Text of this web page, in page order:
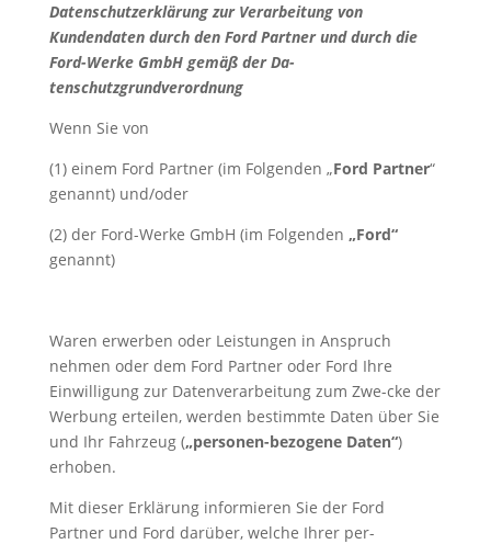
Datenschutzerklärung zur Verarbeitung von
Kundendaten durch den Ford Partner und durch die
Ford-Werke GmbH gemäß der Da-
tenschutzgrundverordnung
Wenn Sie von
(1) einem Ford Partner (im Folgenden „Ford Partner“
genannt) und/oder
(2) der Ford-Werke GmbH (im Folgenden „Ford“
genannt)
Waren erwerben oder Leistungen in Anspruch
nehmen oder dem Ford Partner oder Ford Ihre
Einwilligung zur Datenverarbeitung zum Zwe-cke der
Werbung erteilen, werden bestimmte Daten über Sie
und Ihr Fahrzeug („personen-bezogene Daten“)
erhoben.
Mit dieser Erklärung informieren Sie der Ford
Partner und Ford darüber, welche Ihrer per-